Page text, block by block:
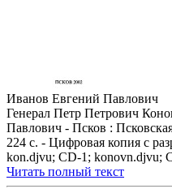
Иванов Евгений Павлович
Генерал Петр Петрович
Павлович - Псков :
224 с. - Цифровая копия с
kon.djvu; CD-1; konovn.djvu;
Читать полный текст